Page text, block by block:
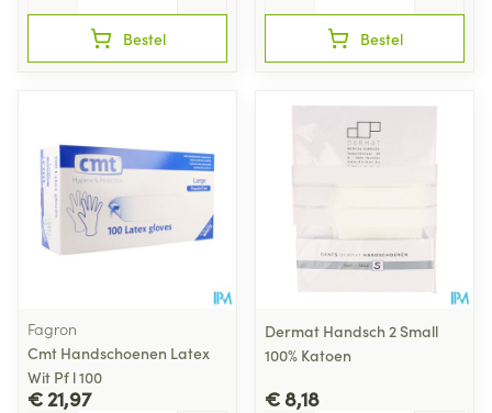
Bestel Bestel
Fagron
Cmt Handschoenen Latex
Wit Pf l 100
€ 21,97
Dermat Handsch 2 Small
100% Katoen
€ 8,18